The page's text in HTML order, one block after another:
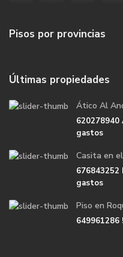
Pisos por provincias
Últimas propiedades
Ático Al
620278940
gastos
Casita en
676843252
gastos
Piso en
649961286